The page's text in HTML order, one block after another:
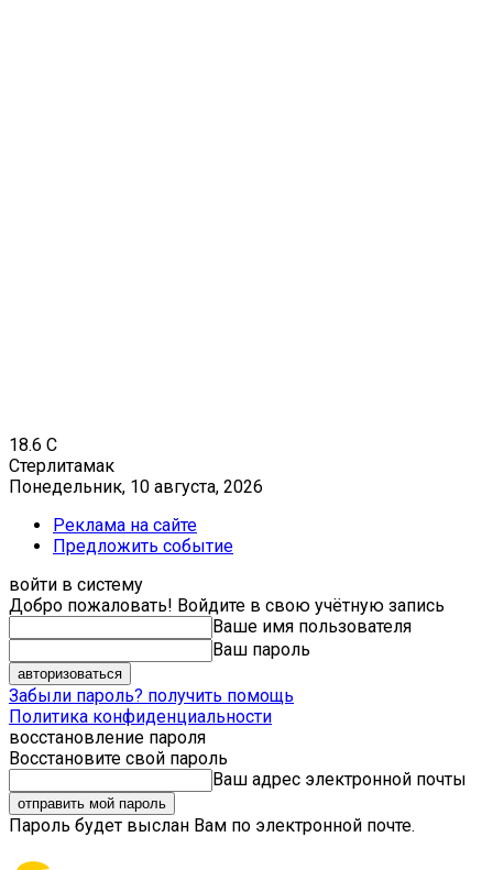
18.6 C
Стерлитамак
Понедельник, 10 августа, 2026
Реклама на сайте
Предложить событие
войти в систему
Добро пожаловать! Войдите в свою учётную запись
Ваше имя пользователя
Ваш пароль
Забыли пароль? получить помощь
Политика конфиденциальности
восстановление пароля
Восстановите свой пароль
Ваш адрес электронной почты
Пароль будет выслан Вам по электронной почте.